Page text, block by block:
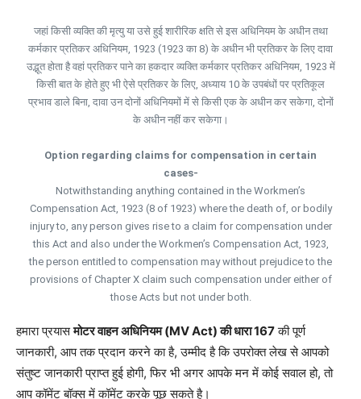
जहां किसी व्यक्ति की मृत्यु या उसे हुई शारीरिक क्षति से इस अधिनियम के अधीन तथा
कर्मकार प्रतिकर अधिनियम, 1923 (1923 का 8) के अधीन भी प्रतिकर के लिए दावा
उद्भूत होता है वहां प्रतिकर पाने का हकदार व्यक्ति कर्मकार प्रतिकर अधिनियम, 1923 में
किसी बात के होते हुए भी ऐसे प्रतिकर के लिए, अध्याय 10 के उपबंधों पर प्रतिकूल
प्रभाव डाले बिना, दावा उन दोनों अधिनियमों में से किसी एक के अधीन कर सकेगा, दोनों
के अधीन नहीं कर सकेगा।
Option regarding claims for compensation in certain
cases-
Notwithstanding anything contained in the Workmen’s
Compensation Act, 1923 (8 of 1923) where the death of, or bodily
injury to, any person gives rise to a claim for compensation under
this Act and also under the Workmen’s Compensation Act, 1923,
the person entitled to compensation may without prejudice to the
provisions of Chapter X claim such compensation under either of
those Acts but not under both.
हमारा प्रयासमोटर वाहन अधिनियम (MV Act) की धारा 167की पूर्ण
जानकारी, आप तक प्रदान करने का है, उम्मीद है कि उपरोक्त लेख से आपको
संतुष्ट जानकारी प्राप्त हुई होगी, फिर भी अगर आपके मन में कोई सवाल हो, तो
आप कॉमेंट बॉक्स में कॉमेंट करके पूछ सकते है।